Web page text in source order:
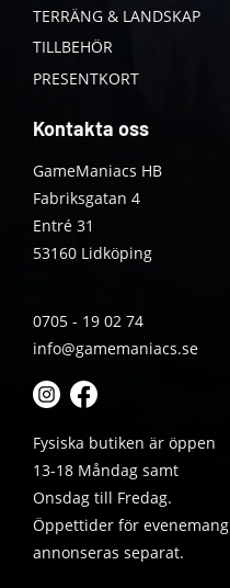
TERRÄNG & LANDSKAP
TILLBEHÖR
PRESENTKORT
Kontakta oss
GameManiacs HB
Fabriksgatan 4
Entré 31
53160 Lidköping
0705 - 19 02 74
info@gamemaniacs.se
Fysiska butiken är öppen
13-18 Måndag samt
Onsdag till Fredag.
Öppettider för evenemang
annonseras separat.